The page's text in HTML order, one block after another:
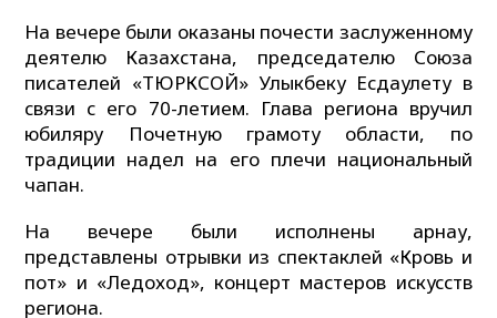
На вечере были оказаны почести заслуженному
деятелю Казахстана, председателю Союза
писателей «ТЮРКСОЙ» Улыкбеку Есдаулету в
связи с его 70-летием. Глава региона вручил
юбиляру Почетную грамоту области, по
традиции надел на его плечи национальный
чапан.
На вечере были исполнены арнау,
представлены отрывки из спектаклей «Кровь и
пот» и «Ледоход», концерт мастеров искусств
региона.